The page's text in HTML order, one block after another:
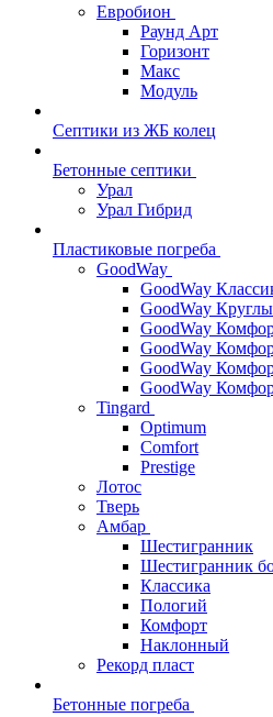
Евробион
Раунд Арт
Горизонт
Макс
Модуль
Септики из ЖБ колец
Бетонные септики
Урал
Урал Гибрид
Пластиковые погреба
GoodWay
GoodWay
GoodWay
GoodWay
GoodWay
GoodWay
GoodWay
Tingard
Optimum
Comfort
Prestige
Лотос
Тверь
Амбар
Шестигранник
Шестигранник
Классика
Пологий
Комфорт
Наклонный
Рекорд пласт
Бетонные погреба